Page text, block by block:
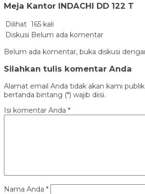
Meja Kantor INDACHI DD 122 T
Dilihat 165 kali
Diskusi Belum ada komentar
Belum ada komentar, buka diskusi
Silahkan tulis komentar Anda
Alamat email Anda tidak akan kami
bertanda bintang (*) wajib diisi.
Isi komentar Anda *
Nama Anda *